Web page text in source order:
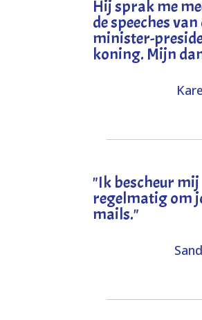
Hij sprak me
de speeches van
minister-
koning. Mijn
"Ik bescheur mij
regelmatig om
mails."